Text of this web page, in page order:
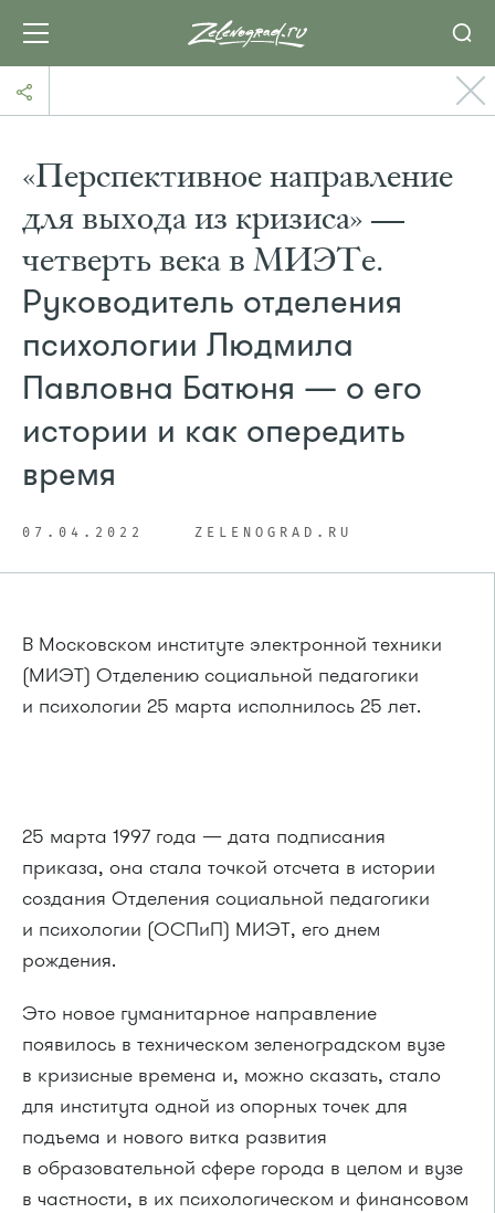
«Перспективное направление
для выхода из кризиса» —
четверть века в МИЭТе.
Руководитель отделения
психологии Людмила
Павловна Батюня — о его
истории и как опередить
время
07.04.2022 ZELENOGRAD.RU
В Московском институте электронной техники
(МИЭТ) Отделению социальной педагогики
и психологии 25 марта исполнилось 25 лет.
25 марта 1997 года — дата подписания
приказа, она стала точкой отсчета в истории
создания Отделения социальной педагогики
и психологии (ОСПиП) МИЭТ, его днем
рождения.
Это новое гуманитарное направление
появилось в техническом зеленоградском вузе
в кризисные времена и, можно сказать, стало
для института одной из опорных точек для
подъема и нового витка развития
в образовательной сфере города в целом и вузе
в частности, в их психологическом и финансовом